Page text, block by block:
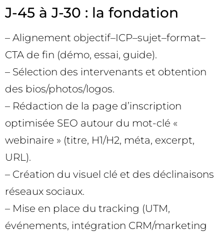
J-45 à J-30 : la fondation
– Alignement objectif–ICP–sujet–format–
CTA de fin (démo, essai, guide).
– Sélection des intervenants et obtention
des bios/photos/logos.
– Rédaction de la page d’inscription
optimisée SEO autour du mot-clé «
webinaire » (titre, H1/H2, méta, excerpt,
URL).
– Création du visuel clé et des déclinaisons
réseaux sociaux.
– Mise en place du tracking (UTM,
événements, intégration CRM/marketing